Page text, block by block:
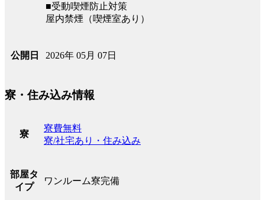
■受動喫煙防止対策
屋内禁煙（喫煙室あり）
公開日 2026年 05月 07日
寮・住み込み情報
寮
寮費無料
寮/社宅あり・住み込み
部屋タ
イプ
ワンルーム寮完備